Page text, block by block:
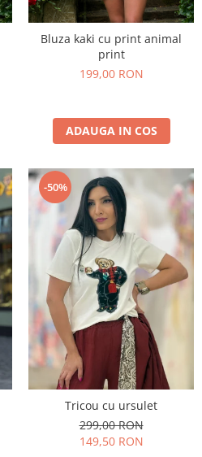
Bluza kaki cu print animal
print
199,00 RON
ADAUGA IN COS
-50%
Tricou cu ursulet
299,00 RON
149,50 RON